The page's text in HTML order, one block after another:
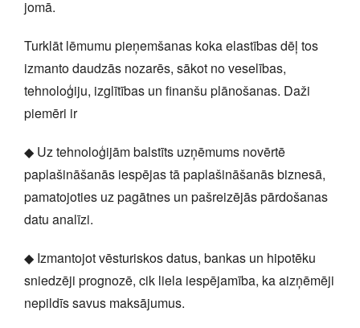
jomā.
Turklāt lēmumu pieņemšanas koka elastības dēļ tos
izmanto daudzās nozarēs, sākot no veselības,
tehnoloģiju, izglītības un finanšu plānošanas. Daži
piemēri ir
◆ Uz tehnoloģijām balstīts uzņēmums novērtē
paplašināšanās iespējas tā paplašināšanās biznesā,
pamatojoties uz pagātnes un pašreizējās pārdošanas
datu analīzi.
◆ Izmantojot vēsturiskos datus, bankas un hipotēku
sniedzēji prognozē, cik liela iespējamība, ka aizņēmēji
nepildīs savus maksājumus.